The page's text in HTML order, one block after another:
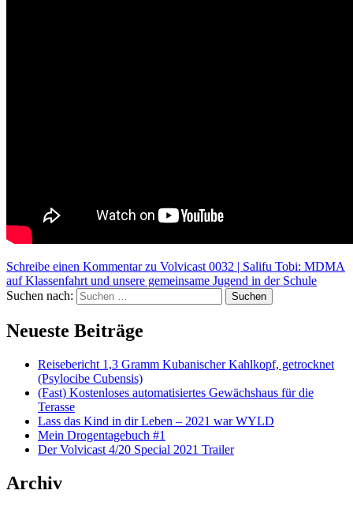
Schreibe einen Kommentarzu Volvicast 0032 | Salifu Tobi: MDMA
auf Klassenfahrt und unsere gemeinsame Jugend in der Schule
Suchen nach:
Suchen
Neueste Beiträge
Reisebericht 1,3 Gramm Kubanischer Kahlkopf, getrocknet
(Psylocibe Cubensis)
(Fast) Kostenloses automatisiertes Gewächshaus für die
Terasse
Lass das Kind in dir Leben – 2021 war WYLD
Mein Drogentagebuch #1
Der Volvicast 4/20 Special 2021 Trailer
Archiv